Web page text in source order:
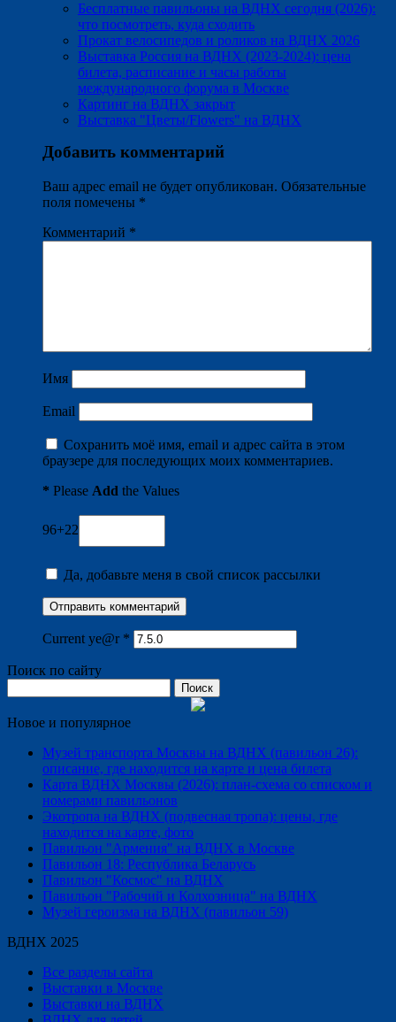
Бесплатные павильоны на ВДНХ сегодня (2026):
что посмотреть, куда сходить
Прокат велосипедов и роликов на ВДНХ 2026
Выставка Россия на ВДНХ (2023-2024): цена
билета, расписание и часы работы
международного форума в Москве
Картинг на ВДНХ закрыт
Выставка "Цветы/Flowers" на ВДНХ
Добавить комментарий
Ваш адрес email не будет опубликован. Обязательные
поля помечены *
Комментарий *
Имя
Email
Сохранить моё имя, email и адрес сайта в этом
браузере для последующих моих комментариев.
* Please Add the Values
96+22
Да, добавьте меня в свой список рассылки
Current ye@r *
Поиск по сайту
Новое и популярное
Музей транспорта Москвы на ВДНХ (павильон 26):
описание, где находится на карте и цена билета
Карта ВДНХ Москвы (2026): план-схема со списком и
номерами павильонов
Экотропа на ВДНХ (подвесная тропа): цены, где
находится на карте, фото
Павильон "Армения" на ВДНХ в Москве
Павильон 18: Республика Беларусь
Павильон "Космос" на ВДНХ
Павильон "Рабочий и Колхозница" на ВДНХ
Музей героизма на ВДНХ (павильон 59)
ВДНХ 2025
Все разделы сайта
Выставки в Москве
Выставки на ВДНХ